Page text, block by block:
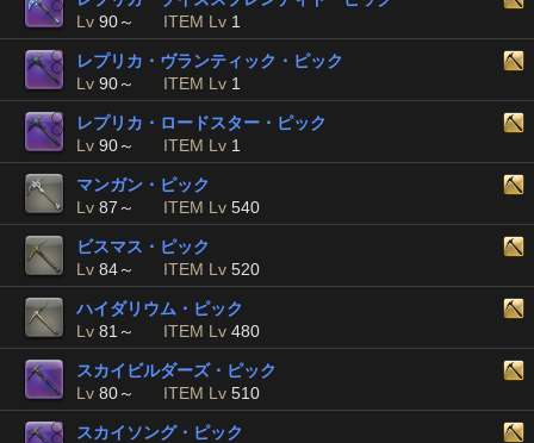
Lv 90～ ITEM Lv 1
レプリカ・ヴランティック・ピック
Lv 90～ ITEM Lv 1
レプリカ・ロードスター・ピック
Lv 90～ ITEM Lv 1
マンガン・ピック
Lv 87～ ITEM Lv 540
ビスマス・ピック
Lv 84～ ITEM Lv 520
ハイダリウム・ピック
Lv 81～ ITEM Lv 480
スカイビルダーズ・ピック
Lv 80～ ITEM Lv 510
スカイソング・ピック